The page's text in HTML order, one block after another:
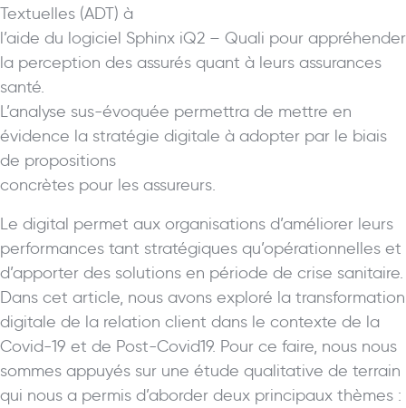
Textuelles (ADT) à
l’aide du logiciel Sphinx iQ2 – Quali pour appréhender
la perception des assurés quant à leurs assurances
santé.
L’analyse sus-évoquée permettra de mettre en
évidence la stratégie digitale à adopter par le biais
de propositions
concrètes pour les assureurs.
Le digital permet aux organisations d’améliorer leurs
performances tant stratégiques qu’opérationnelles et
d’apporter des solutions en période de crise sanitaire.
Dans cet article, nous avons exploré la transformation
digitale de la relation client dans le contexte de la
Covid-19 et de Post-Covid19. Pour ce faire, nous nous
sommes appuyés sur une étude qualitative de terrain
qui nous a permis d’aborder deux principaux thèmes :